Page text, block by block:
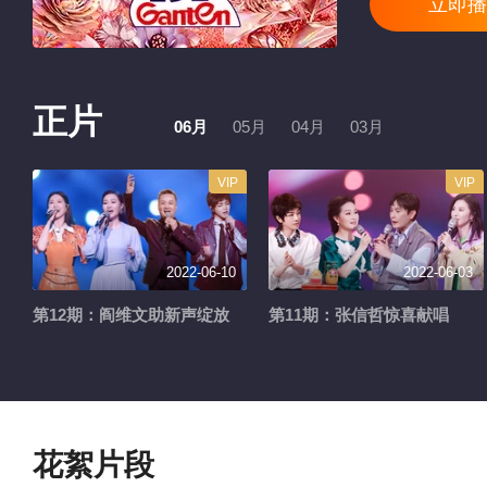
立即
正片 06月 05月 04月 03月
VIP
2022-06-10
第12期：阎维文助新声绽放
VIP
2022-06-03
第11期：张信哲惊喜献唱
花絮片段